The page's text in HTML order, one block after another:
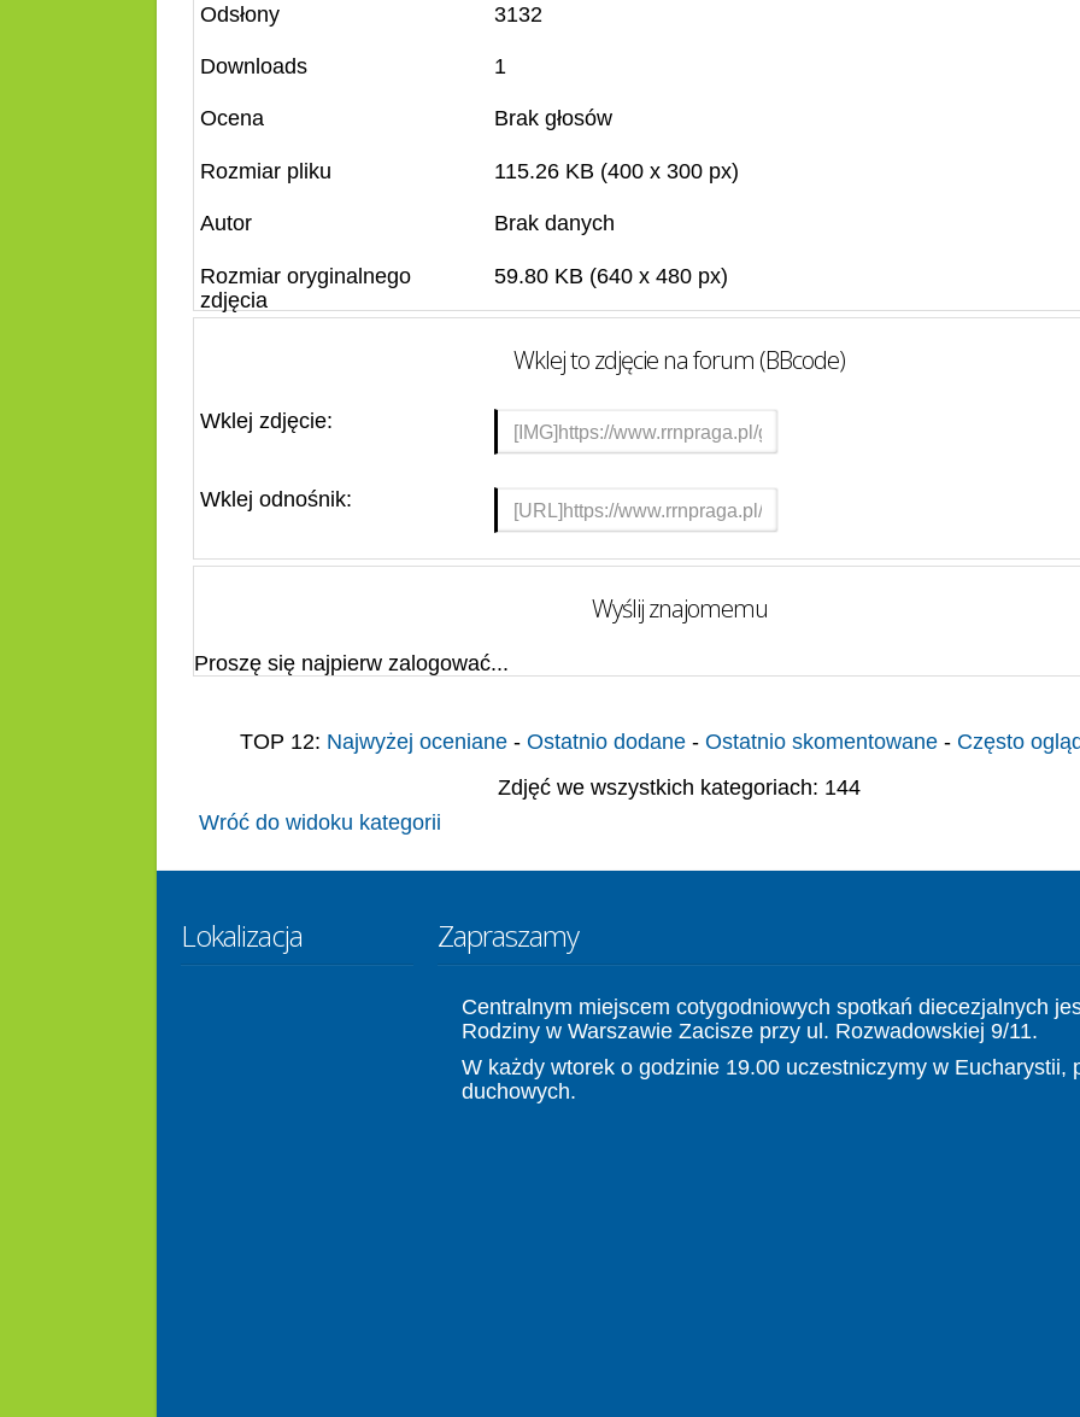
Odsłony 3132
Downloads 1
Ocena Brak głosów
Rozmiar pliku 115.26 KB (400 x 300 px)
Autor Brak danych
Rozmiar oryginalnego
zdjęcia
59.80 KB (640 x 480 px)
Wklej to zdjęcie na forum (BBcode)
Wklej zdjęcie:
Wklej odnośnik:
Wyślij znajomemu
Proszę się najpierw zalogować...
TOP 12: Najwyżej oceniane- Ostatnio dodane- Ostatnio skomentowane- Często
Zdjęć we wszystkich kategoriach: 144
Wróć do widoku kategorii
Lokalizacja Zapraszamy
Centralnym miejscem cotygodniowych spotkań diecezjalnych
Rodziny w Warszawie Zacisze przy ul. Rozwadowskiej 9/11.
W każdy wtorek o godzinie 19.00 uczestniczymy w Eucharystii,
duchowych.